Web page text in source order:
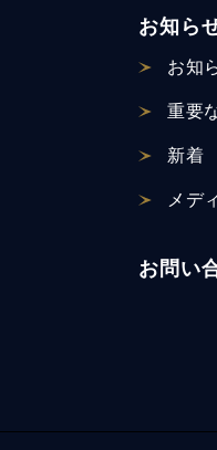
お知ら
お知
重要
新着
メデ
お問い